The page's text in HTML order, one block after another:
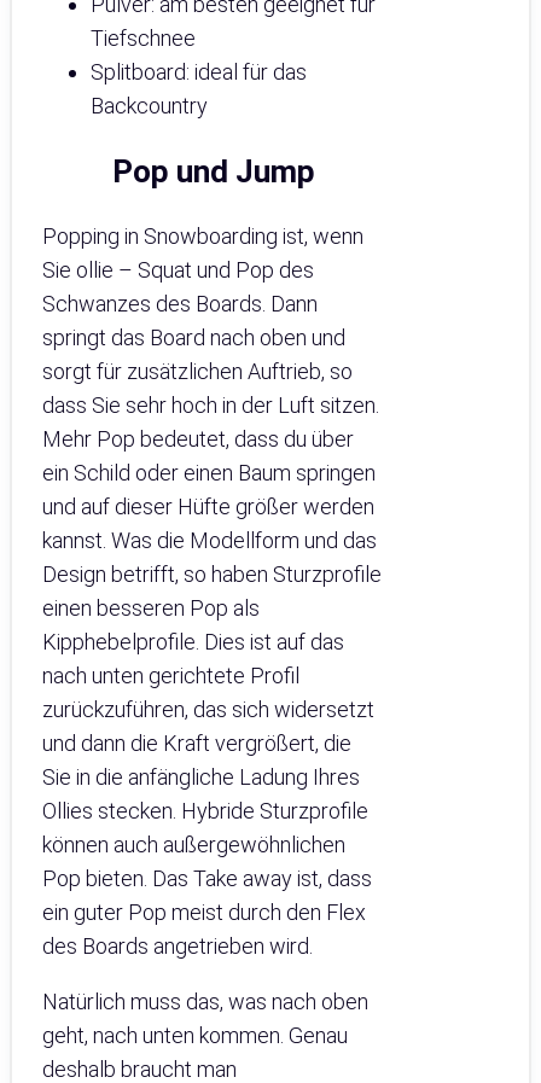
Tiefschnee
Splitboard: ideal für das
Backcountry
Pop und Jump
Popping in Snowboarding ist, wenn
Sie ollie – Squat und Pop des
Schwanzes des Boards. Dann
springt das Board nach oben und
sorgt für zusätzlichen Auftrieb, so
dass Sie sehr hoch in der Luft sitzen.
Mehr Pop bedeutet, dass du über
ein Schild oder einen Baum springen
und auf dieser Hüfte größer werden
kannst. Was die Modellform und das
Design betrifft, so haben Sturzprofile
einen besseren Pop als
Kipphebelprofile. Dies ist auf das
nach unten gerichtete Profil
zurückzuführen, das sich widersetzt
und dann die Kraft vergrößert, die
Sie in die anfängliche Ladung Ihres
Ollies stecken. Hybride Sturzprofile
können auch außergewöhnlichen
Pop bieten. Das Take away ist, dass
ein guter Pop meist durch den Flex
des Boards angetrieben wird.
Natürlich muss das, was nach oben
geht, nach unten kommen. Genau
deshalb braucht man